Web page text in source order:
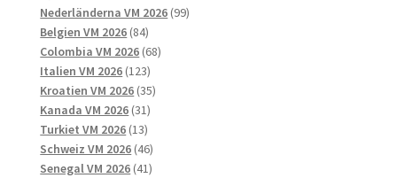
produkter
Nederländerna VM 2026 9999
Belgien VM 2026 8484
produkter
Colombia VM 2026 6868
Italien VM 2026 123123
produkter
Kroatien VM 2026 3535
Kanada VM 2026 3131
produkter
Turkiet VM 2026 1313
produkter
Schweiz VM 2026 4646
produkter
Senegal VM 2026 4141